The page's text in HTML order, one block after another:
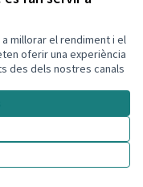
millorar el rendiment i el
oferir una experiència
des dels nostres canals